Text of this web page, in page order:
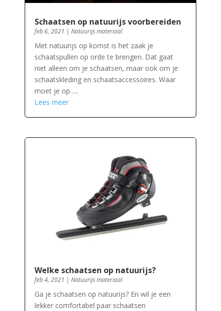
Schaatsen op natuurijs voorbereiden
feb 6, 2021 | Natuurijs materiaal
Met natuurijs op komst is het zaak je
schaatspullen op orde te brengen. Dat gaat
niet alleen om je schaatsen, maar ook om je
schaatskleding en schaatsaccessoires. Waar
moet je op…..
Lees meer
Welke schaatsen op natuurijs?
feb 4, 2021 | Natuurijs materiaal
Ga je schaatsen op natuurijs? En wil je een
lekker comfortabel paar schaatsen